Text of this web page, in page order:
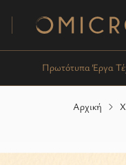
Πρωτότυπα Έργα
Αρχική